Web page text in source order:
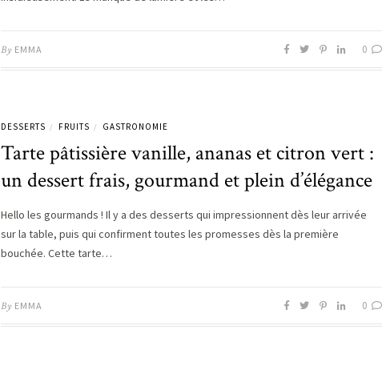
By EMMA 0
DESSERTS / FRUITS / GASTRONOMIE
Tarte pâtissière vanille, ananas et citron vert :
un dessert frais, gourmand et plein d’élégance
Hello les gourmands ! Il y a des desserts qui impressionnent dès leur arrivée
sur la table, puis qui confirment toutes les promesses dès la première
bouchée. Cette tarte…
By EMMA 0